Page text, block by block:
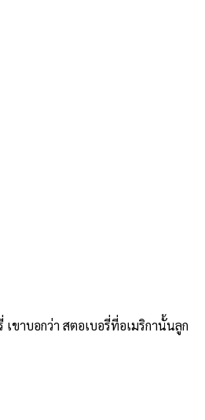
ขาบอกว่า สตอเบอรี่ที่อเมริกานั้นลูก